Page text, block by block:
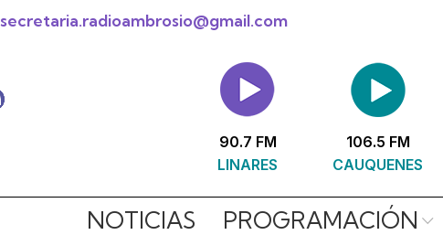
secretaria.radioambrosio@gmail.com
90.7 FM
LINARES
106.5 FM
CAUQUENES
NOTICIAS PROGRAMACIÓN